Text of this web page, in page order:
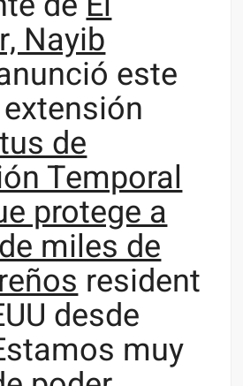
Nayib
este
de
Temporal
protege a
miles de
resident
desde
muy